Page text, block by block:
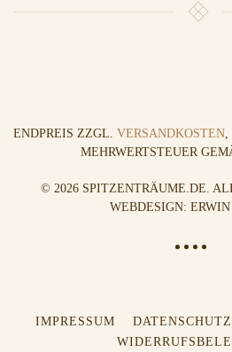
ENDPREIS ZZGL. VERSANDKOSTEN,
MEHRWERTSTEUER
© 2026 SPITZENTRÄUME.DE.
WEBDESIGN:
IMPRESSUM